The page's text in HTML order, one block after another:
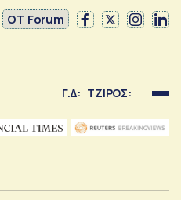
OT Forum
Γ.Δ: ΤΖΙΡΟΣ: